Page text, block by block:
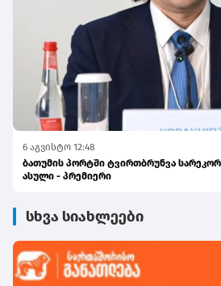
6 აგვისტო 12:48
ბათუმის პორტში ტვირთბრუნვა
ასული - პრემიერი
სხვა სიახლეები